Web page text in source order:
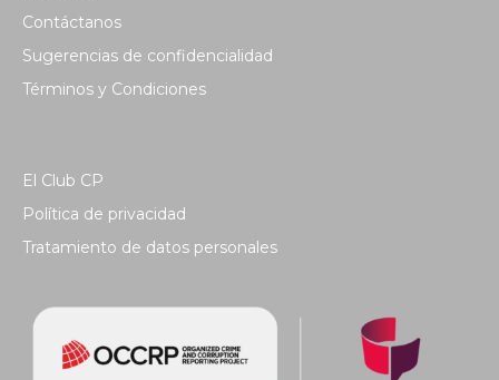
Contáctanos
Sugerencias de confidencialidad
Términos y Condiciones
El Club CP
Política de privacidad
Tratamiento de datos personales